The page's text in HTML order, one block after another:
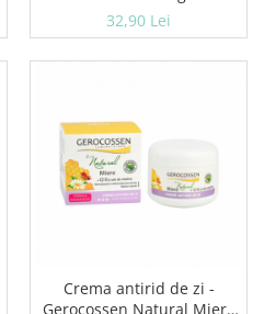
50 ml
32,90 Lei
Crema antirid de zi -
Gerocossen Natural Miere